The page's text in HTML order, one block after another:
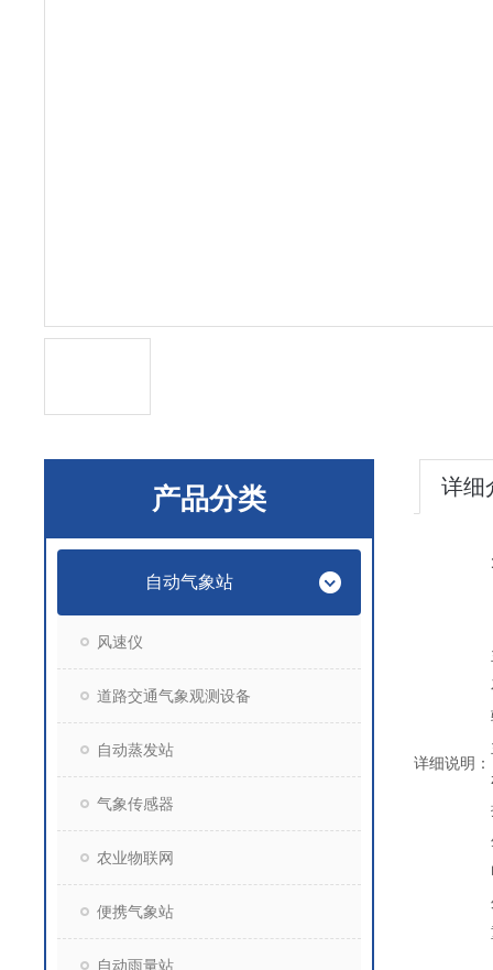
产品分类
自动气象站
风速仪
道路交通气象观测设备
自动蒸发站
气象传感器
农业物联网
便携气象站
自动雨量站
详细
详细说明：